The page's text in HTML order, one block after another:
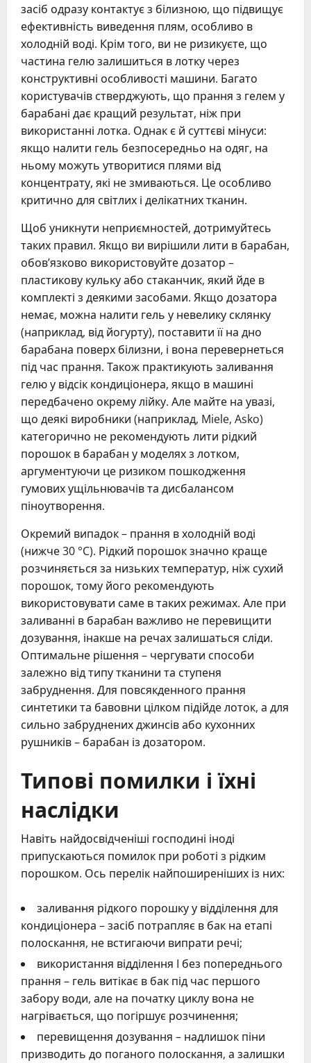
засіб одразу контактує з білизною, що підвищує
ефективність виведення плям, особливо в
холодній воді. Крім того, ви не ризикуєте, що
частина гелю залишиться в лотку через
конструктивні особливості машини. Багато
користувачів стверджують, що прання з гелем у
барабані дає кращий результат, ніж при
використанні лотка. Однак є й суттєві мінуси:
якщо налити гель безпосередньо на одяг, на
ньому можуть утворитися плями від
концентрату, які не змиваються. Це особливо
критично для світлих і делікатних тканин.
Щоб уникнути неприємностей, дотримуйтесь
таких правил. Якщо ви вирішили лити в барабан,
обов’язково використовуйте дозатор –
пластикову кульку або стаканчик, який йде в
комплекті з деякими засобами. Якщо дозатора
немає, можна налити гель у невелику склянку
(наприклад, від йогурту), поставити її на дно
барабана поверх білизни, і вона перевернеться
під час прання. Також практикують заливання
гелю у відсік кондиціонера, якщо в машині
передбачено окрему лійку. Але майте на увазі,
що деякі виробники (наприклад, Miele, Asko)
категорично не рекомендують лити рідкий
порошок в барабан у моделях з лотком,
аргументуючи це ризиком пошкодження
гумових ущільнювачів та дисбалансом
піноутворення.
Окремий випадок – прання в холодній воді
(нижче 30 °C). Рідкий порошок значно краще
розчиняється за низьких температур, ніж сухий
порошок, тому його рекомендують
використовувати саме в таких режимах. Але при
заливанні в барабан важливо не перевищити
дозування, інакше на речах залишаться сліди.
Оптимальне рішення – чергувати способи
залежно від типу тканини та ступеня
забруднення. Для повсякденного прання
синтетики та бавовни цілком підійде лоток, а для
сильно забруднених джинсів або кухонних
рушників – барабан із дозатором.
Типові помилки і їхні
наслідки
Навіть найдосвідченіші господині іноді
припускаються помилок при роботі з рідким
порошком. Ось перелік найпоширеніших із них:
заливання рідкого порошку у відділення для
кондиціонера – засіб потрапляє в бак на етапі
полоскання, не встигаючи випрати речі;
використання відділення I без попереднього
прання – гель витікає в бак під час першого
забору води, але на початку циклу вона не
нагрівається, що погіршує розчинення;
перевищення дозування – надлишок піни
призводить до поганого полоскання, а залишки